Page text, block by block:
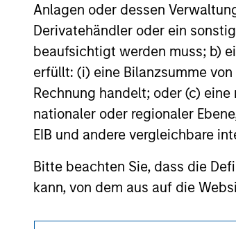
Anlagen oder dessen
Derivatehändler oder ein
beaufsichtigt werden muss; b)
erfüllt: (i) eine Bilanzsumme von
Rechnung handelt; oder (c)
nationaler oder regionaler
EIB und andere vergleichbare
Bitte beachten Sie, dass die
kann, von dem aus auf die
May not represent all Team
The information on this page
offering of advisory services
purchase or sale would be
All investing involves risks,
Please refer to the strategy